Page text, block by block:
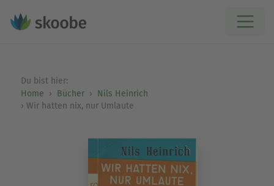
Du bist hier:
Home
Bücher
Nils Heinrich
Wir hatten nix, nur Umlaute